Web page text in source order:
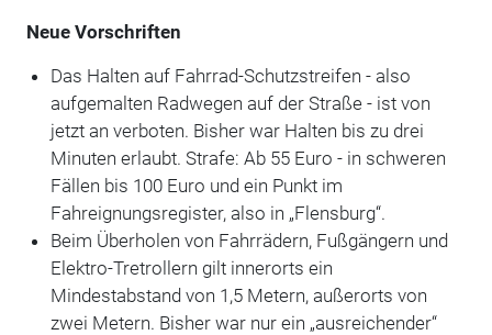
Neue Vorschriften
Das Halten auf Fahrrad-Schutzstreifen - also
aufgemalten Radwegen auf der Straße - ist von
jetzt an verboten. Bisher war Halten bis zu drei
Minuten erlaubt. Strafe: Ab 55 Euro - in schweren
Fällen bis 100 Euro und ein Punkt im
Fahreignungsregister, also in „Flensburg“.
Beim Überholen von Fahrrädern, Fußgängern und
Elektro-Tretrollern gilt innerorts ein
Mindestabstand von 1,5 Metern, außerorts von
zwei Metern. Bisher war nur ein „ausreichender“